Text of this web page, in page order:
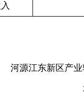
河源江东新区产